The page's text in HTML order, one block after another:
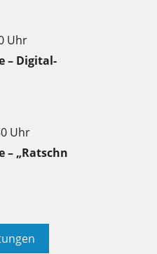
Uhr
– Digital-
Uhr
– „Ratschn